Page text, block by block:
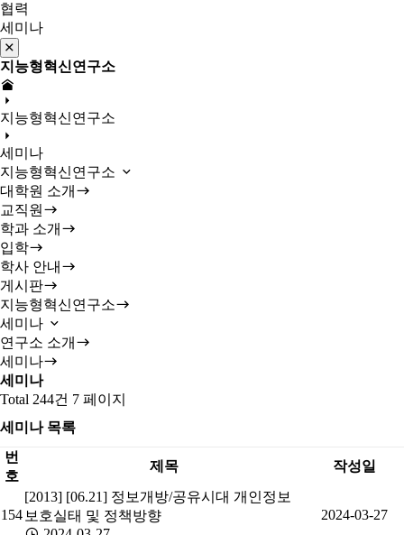
협력
세미나
지능형혁신연구소
지능형혁신연구소
세미나
지능형혁신연구소
대학원 소개
교직원
학과 소개
입학
학사 안내
게시판
지능형혁신연구소
세미나
연구소 소개
세미나
세미나
Total 244건 7 페이지
세미나 목록
번
호
제목 작성일
154
[2013] [06.21] 정보개방/공유시대 개인정보
보호실태 및 정책방향
2024-03-27